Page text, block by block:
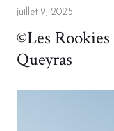
Posted
juillet 9, 2025
©Les
Queyras